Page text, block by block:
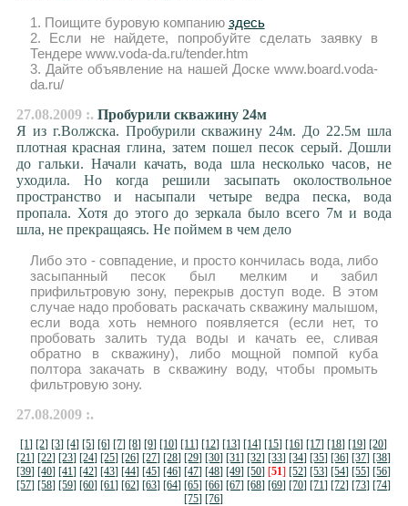
1. Поищите буровую компанию здесь
2. Если не найдете, попробуйте сделать заявку в
Тендере www.voda-da.ru/tender.htm
3. Дайте объявление на нашей Доске www.board.voda-
da.ru/
27.08.2009 :. Пробурили скважину 24м
Я из г.Волжска. Пробурили скважину 24м. До 22.5м шла
плотная красная глина, затем пошел песок серый. Дошли
до гальки. Начали качать, вода шла несколько часов, не
уходила. Но когда решили засыпать околоствольное
пространство и насыпали четыре ведра песка, вода
пропала. Хотя до этого до зеркала было всего 7м и вода
шла, не прекращаясь. Не поймем в чем дело
Либо это - совпадение, и просто кончилась вода, либо
засыпанный песок был мелким и забил
прифильтровую зону, перекрыв доступ воде. В этом
случае надо пробовать раскачать скважину малышом,
если вода хоть немного появляется (если нет, то
пробовать залить туда воды и качать ее, сливая
обратно в скважину), либо мощной помпой куба
полтора закачать в скважину воду, чтобы промыть
фильтровую зону.
27.08.2009 :.
[1] [2] [3] [4] [5] [6] [7] [8] [9] [10] [11] [12] [13] [14] [15] [16] [17] [18] [19] [20]
[21] [22] [23] [24] [25] [26] [27] [28] [29] [30] [31] [32] [33] [34] [35] [36] [37] [38]
[39] [40] [41] [42] [43] [44] [45] [46] [47] [48] [49] [50] [51] [52] [53] [54] [55] [56]
[57] [58] [59] [60] [61] [62] [63] [64] [65] [66] [67] [68] [69] [70] [71] [72] [73] [74]
[75] [76]